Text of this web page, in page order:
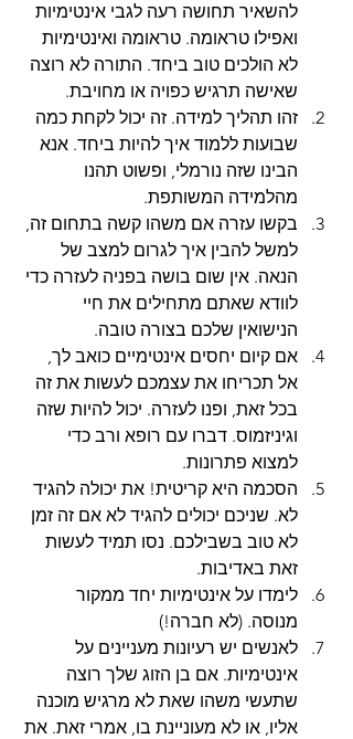
להשאיר תחושה רעה לגבי אינטימיות
ואפילו טראומה. טראומה ואינטימיות
לא הולכים טוב ביחד. התורה לא רוצה
שאישה תרגיש כפויה או מחויבת.
זהו תהליך למידה. זה יכול לקחת כמה
שבועות ללמוד איך להיות ביחד. אנא
הבינו שזה נורמלי, ופשוט תהנו
מהלמידה המשותפת.
בקשו עזרה אם משהו קשה בתחום זה,
למשל להבין איך לגרום למצב של
הנאה. אין שום בושה בפניה לעזרה כדי
לוודא שאתם מתחילים את חיי
הנישואין שלכם בצורה טובה.
אם קיום יחסים אינטימיים כואב לך,
אל תכריחו את עצמכם לעשות את זה
בכל זאת, ופנו לעזרה. יכול להיות שזה
וגיניזמוס. דברו עם רופא ורב כדי
למצוא פתרונות.
הסכמה היא קריטית! את יכולה להגיד
לא. שניכם יכולים להגיד לא אם זה זמן
לא טוב בשבילכם. נסו תמיד לעשות
זאת באדיבות.
לימדו על אינטימיות יחד ממקור
מנוסה. (לא חברה!)
לאנשים יש רעיונות מעניינים על
אינטימיות. אם בן הזוג שלך רוצה
שתעשי משהו שאת לא מרגיש מוכנה
אליו, או לא מעוניינת בו, אמרי זאת. את